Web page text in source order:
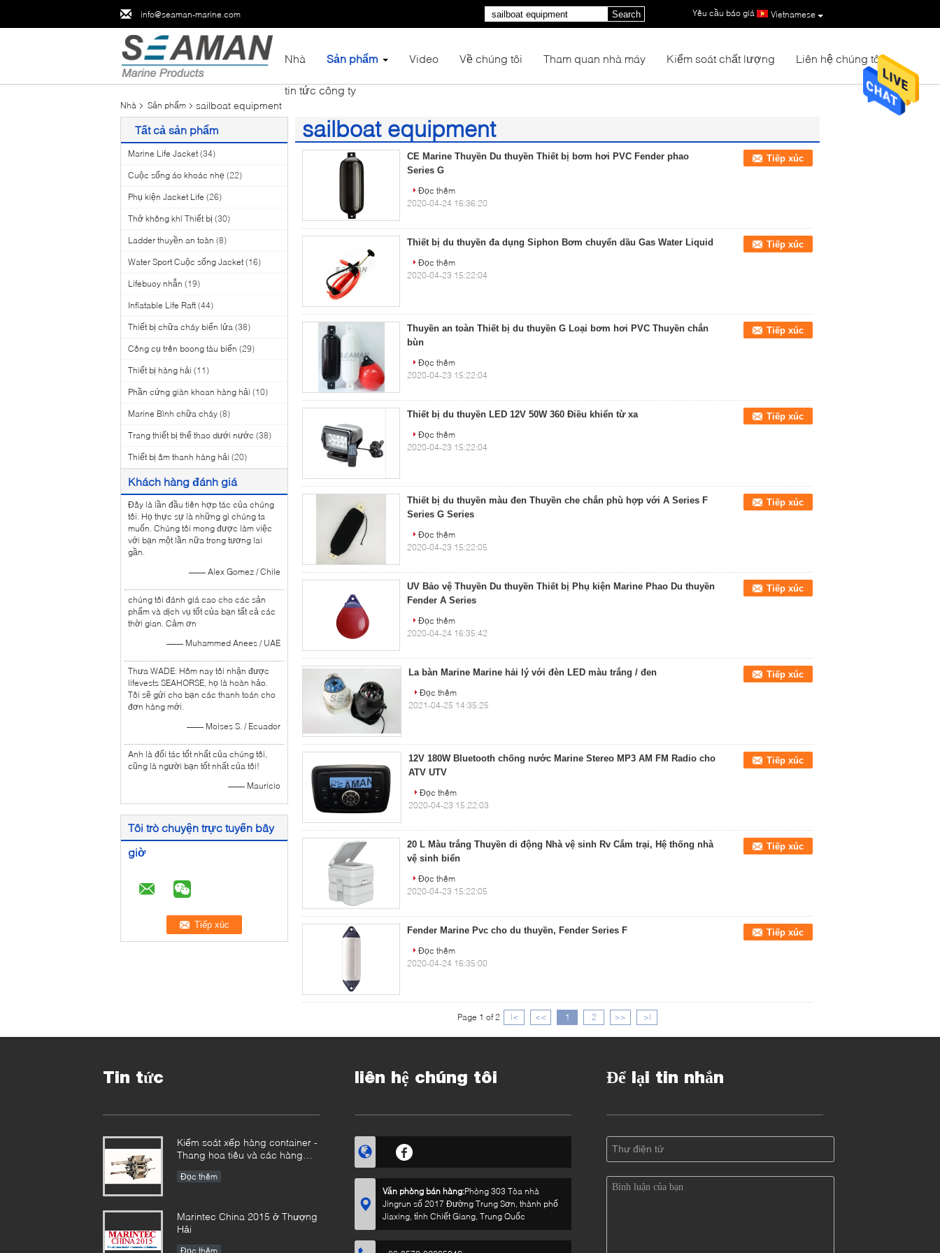
info@seaman-marine.com Vietnamese
Yêu cầu báo giá |
Search
Nhà Sản phẩm Video Về chúng tôi Tham quan nhà máy Kiểm soát chất lượng Liên hệ chúng tôi
tin tức công ty
Nhà Sản phẩm sailboat equipment
Tất cả sản phẩm
Marine Life Jacket (34)
Cuộc sống áo khoác nhẹ (22)
Phụ kiện Jacket Life (26)
Thở không khí Thiết bị (30)
Ladder thuyền an toàn (8)
Water Sport Cuộc sống Jacket (16)
Lifebuoy nhẫn (19)
Inflatable Life Raft (44)
Thiết bị chữa cháy biển lửa (38)
Công cụ trên boong tàu biển (29)
Thiết bị hàng hải (11)
Phần cứng giàn khoan hàng hải (10)
Marine Bình chữa cháy (8)
Trang thiết bị thể thao dưới nước (38)
Thiết bị âm thanh hàng hải (20)
Khách hàng đánh giá
Đây là lần đầu tiên hợp tác của chúng
tôi. Họ thực sự là những gì chúng ta
muốn. Chúng tôi mong được làm việc
với bạn một lần nữa trong tương lai
gần.
—— Alex Gomez / Chile
chúng tôi đánh giá cao cho các sản
phẩm và dịch vụ tốt của bạn tất cả các
thời gian. Cảm ơn
—— Muhammed Anees / UAE
Thưa WADE: Hôm nay tôi nhận được
lifevests SEAHORSE, họ là hoàn hảo.
Tôi sẽ gửi cho bạn các thanh toán cho
đơn hàng mới.
—— Moises S. / Ecuador
Anh là đối tác tốt nhất của chúng tôi,
cũng là người bạn tốt nhất của tôi!
—— Mauricio
Tôi trò chuyện trực tuyến bây
giờ
sailboat equipment
(11)
CE Marine Thuyền Du thuyền Thiết bị bơm hơi PVC Fender phao
Series G
Tiếp xúc
Đọc thêm
2020-04-24 16:36:20
Thiết bị du thuyền đa dụng Siphon Bơm chuyển dầu Gas Water Liquid
Tiếp xúc
Đọc thêm
2020-04-23 15:22:04
Thuyền an toàn Thiết bị du thuyền G Loại bơm hơi PVC Thuyền chắn
bùn
Tiếp xúc
Đọc thêm
2020-04-23 15:22:04
Thiết bị du thuyền LED 12V 50W 360 Điều khiển từ xa
Tiếp xúc
Đọc thêm
2020-04-23 15:22:04
Thiết bị du thuyền màu đen Thuyền che chắn phù hợp với A Series F
Series G Series
Tiếp xúc
Đọc thêm
2020-04-23 15:22:05
UV Bảo vệ Thuyền Du thuyền Thiết bị Phụ kiện Marine Phao Du thuyền
Fender A Series
Tiếp xúc
Đọc thêm
2020-04-24 16:35:42
La bàn Marine Marine hải lý với đèn LED màu trắng / đen
Tiếp xúc
Đọc thêm
2021-04-25 14:35:25
12V 180W Bluetooth chống nước Marine Stereo MP3 AM FM Radio cho
ATV UTV
Tiếp xúc
Đọc thêm
2020-04-23 15:22:03
20 L Màu trắng Thuyền di động Nhà vệ sinh Rv Cắm trại, Hệ thống nhà
vệ sinh biển
Tiếp xúc
Đọc thêm
2020-04-23 15:22:05
Fender Marine Pvc cho du thuyền, Fender Series F
Tiếp xúc
Đọc thêm
2020-04-24 16:35:00
Page 1 of 2 |< << 1 2 >> >|
Tin tức
Kiểm soát xếp hàng container -
Thang hoa tiêu và các hàng
Đọc thêm
Marintec China 2015 ở Thượng
Hải
Đọc thêm
liên hệ chúng tôi
Văn phòng bán hàng:Phòng 303 Tòa nhà
Jingrun số 2017 Đường Trung Sơn, thành phố
Jiaxing, tỉnh Chiết Giang, Trung Quốc
Để lại tin nhắn